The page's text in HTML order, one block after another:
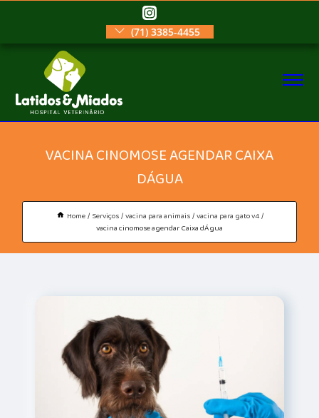
(71) 3385-4455
VACINA CINOMOSE AGENDAR CAIXA
DÁGUA
Home Serviços vacina para animais vacina para gato v4
vacina cinomose agendar Caixa dÁgua